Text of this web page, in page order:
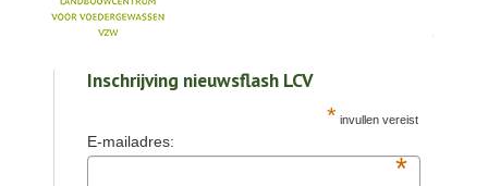
PUBLICATIES
Inschrijving nieuwsflash LCV
* invullen vereist
E-mailadres:
*